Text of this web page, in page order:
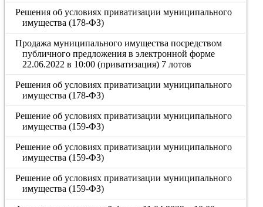
Решения об условиях приватизации муниципального
имущества (178-ФЗ)
Продажа муниципального имущества посредством
публичного предложения в электронной форме
22.06.2022 в 10:00 (приватизация) 7 лотов
Решения об условиях приватизации муниципального
имущества (178-ФЗ)
Решение об условиях приватизации муниципального
имущества (159-ФЗ)
Решение об условиях приватизации муниципального
имущества (159-ФЗ)
Решение об условиях приватизации муниципального
имущества (159-ФЗ)